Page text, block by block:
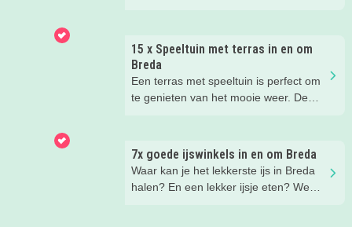
een rij gezet. Veel plezier in de
speeltuin!
15 x Speeltuin met terras in en om
Breda
Een terras met speeltuin is perfect om
te genieten van het mooie weer. De
op het terras. Ideale combinatie.
Wij hebben een paar restaurants met
terras en speeltuin in Breda en
omgeving voor je op een rij gezet. Dat
7x goede ijswinkels in en om Breda
Waar kan je het lekkerste ijs in Breda
halen? En een lekker ijsje eten? We